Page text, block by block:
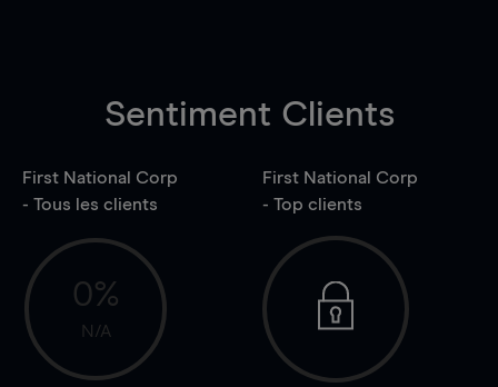
Sentiment Clients
First National Corp
- Tous les clients
0%
N/A
First National Corp
- Top clients